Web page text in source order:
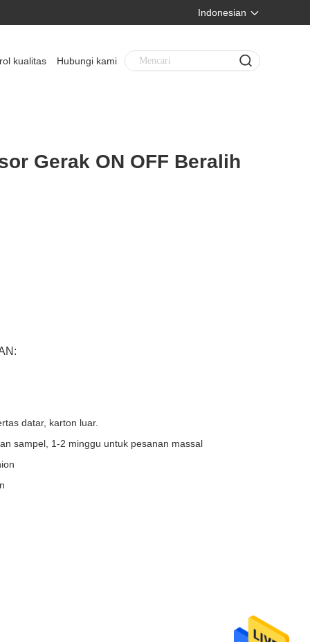
Indonesian
kualitas Hubungi kami
Gerak ON OFF Beralih
datar, karton luar.
sampel, 1-2 minggu untuk pesanan massal